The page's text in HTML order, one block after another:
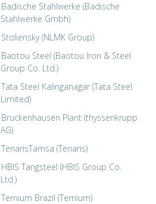
Badische Stahlwerke (Badische
Stahlwerke Gmbh)
Stoliensky (NLMK Group)
Baotou Steel (Baotou Iron & Steel
Group Co. Ltd.)
Tata Steel Kalinganagar (Tata Steel
Limited)
Bruckenhausen Plant (thyssenkrupp
AG)
TenarisTamsa (Tenaris)
HBIS Tangsteel (HBIS Group Co.
Ltd.)
Ternium Brazil (Ternium)